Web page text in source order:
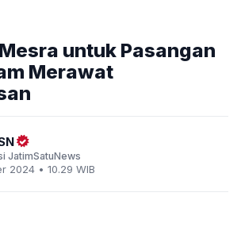
untuk Pasangan
Merawat
JatimSatuNews
2024 • 10.29 WIB